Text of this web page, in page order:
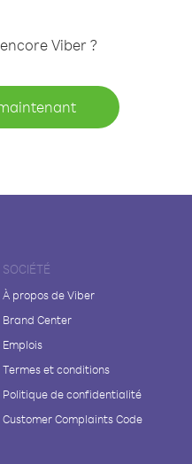
Viber ?
SOCIÉTÉ
À propos de Viber
Brand Center
Emplois
Termes et conditions
Politique de confidentialité
Customer Complaints Code